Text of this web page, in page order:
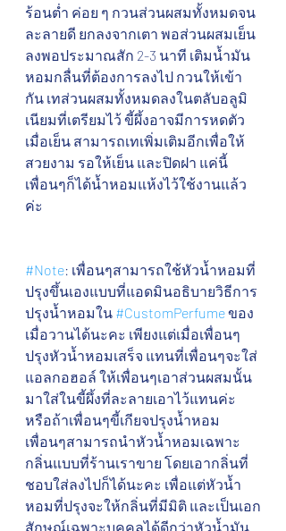
ร้อนต่ำ ค่อย ๆ กวนส่วนผสมทั้งหมดจน
ละลายดี ยกลงจากเตา พอส่วนผสมเย็น
ลงพอประมาณสัก 2-3 นาที เติมน้ำมัน
หอมกลื่นที่ต้องการลงไป กวนให้เข้า
กัน เทส่วนผสมทั้งหมดลงในตลับอลูมิ
เนียมที่เตรียมไว้ ขี้ผึ้งอาจมีการหดตัว
เมื่อเย็น สามารถเทเพิ่มเติมอีกเพื่อให้
สวยงาม รอให้เย็น และปิดฝา แค่นี้
เพื่อนๆก็ได้น้ำหอมแห้งไว้ใช้งานแล้ว
ค่ะ
#Note: เพื่อนๆสามารถใช้หัวน้ำหอมที่
ปรุงขึ้นเองแบบที่แอดมินอธิบายวิธีการ
ปรุงน้ำหอมใน #CustomPerfume ของ
เมื่อวานได้นะคะ เพียงแต่เมื่อเพื่อนๆ
ปรุงหัวน้ำหอมเสร็จ แทนที่เพื่อนๆจะใส่
แอลกอฮอล์ ให้เพื่อนๆเอาส่วนผสมนั้น
มาใส่ในขี้ผึ้งที่ละลายเอาไว้แทนค่ะ
หรือถ้าเพื่อนๆขี้เกียจปรุงน้ำหอม
เพื่อนๆสามารถนำหัวน้ำหอมเฉพาะ
กลิ่นแบบที่ร้านเราขาย โดยเอากลิ่นที่
ชอบใส่ลงไปก็ได้นะคะ เพื่อแต่หัวน้ำ
หอมที่ปรุงจะให้กลิ่นที่มีมิติ และเป็นเอก
สักษณ์เฉพาะบุคคลได้ดีกว่าหัวน้ำมัน